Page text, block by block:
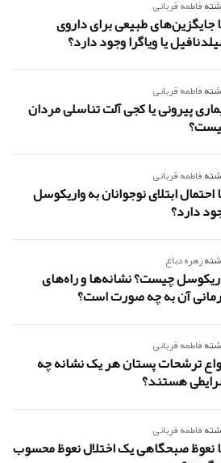
فاطمه قربانی
جایگزین‌های طبیعی برای داروی
یا ویاگرا وجود دارد؟
فاطمه قربانی
پیرونی یا کجی آلت تناسلی مردان
فاطمه قربانی
احتمال ابتلای نوجوانان به واریکوسل
دارد؟
زهره دباغ
چیست؟ نشانه‌ها و راه‌های
آن به چه صورت است؟
فاطمه قربانی
ترشحات پستان هر یک نشانه چه
هستند؟
فاطمه قربانی
نعوظ صبحگاهی یک اختلال نعوظ محسوب